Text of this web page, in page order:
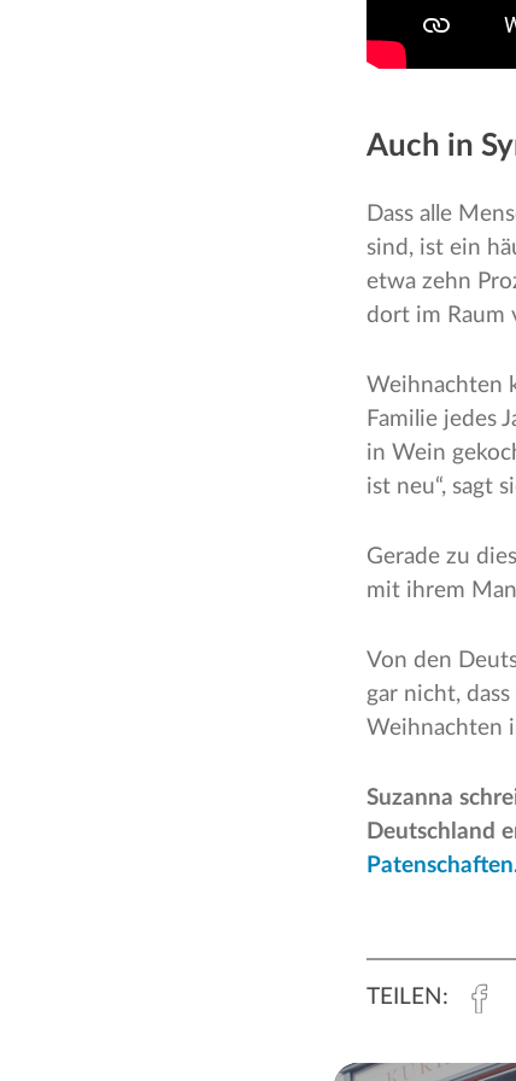
Auch in
Dass alle
sind, ist ein
etwa zehn
dort im Raum
Weihnachten
Familie jedes
in Wein
ist neu“, sagt
Gerade zu
mit ihrem
Von den
gar nicht,
Weihnachten
Suzanna
Deutschland
Patenschaften
TEILEN: